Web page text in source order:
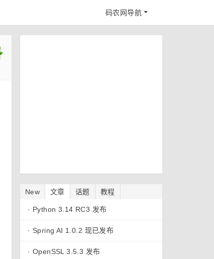
码农网导航
New 文章 话题 教程
· Python 3.14 RC3 发布
· Spring AI 1.0.2 现已发布
· OpenSSL 3.5.3 发布